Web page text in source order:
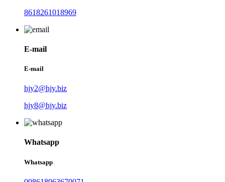
8618261018969
E-mail
E-mail
hjy2@hjy.biz
hjy8@hjy.biz
Whatsapp
Whatsapp